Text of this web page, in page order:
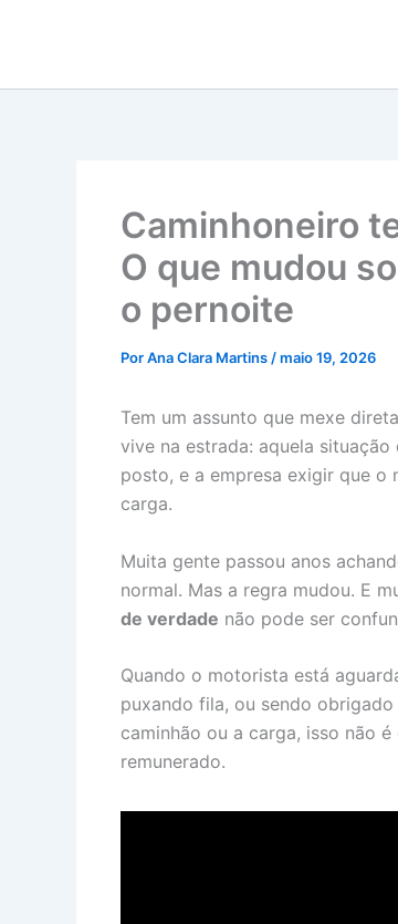
Caminhoneiro
O que mudou
o pernoite
PorAna Clara Martins /maio 19, 2026
Tem um assunto que mexe
vive na estrada: aquela
posto, e a empresa exigir que
carga.
Muita gente passou anos
normal. Mas a regra mudou. E
de verdade não pode ser
Quando o motorista está
puxando fila, ou sendo
caminhão ou a carga, isso não
remunerado.